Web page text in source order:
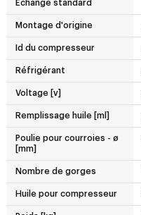
Echange standard
Montage d'origine
Id du compresseur
Réfrigérant
Voltage [v]
Remplissage huile [ml]
Poulie pour courroies - ø
[mm]
Nombre de gorges
Huile pour compresseur